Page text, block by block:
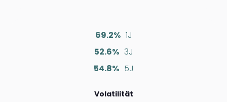
69.2% 1J
52.6% 3J
54.8% 5J
Volatilität